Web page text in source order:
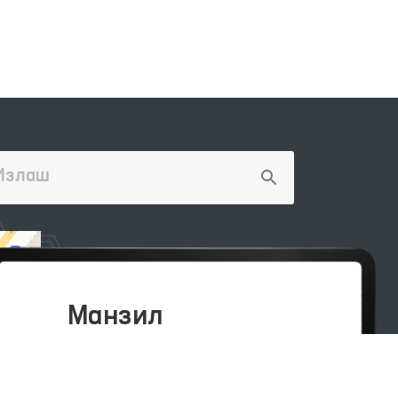
Манзил